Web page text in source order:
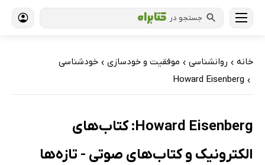
جستجو در
خانه › روانشناسی › موفقیت و خودسازی › خودشناسی
›
Howard Eisenberg
Howard Eisenberg: کتاب‌های
الکترونیک و کتاب‌های صوتی - تازه‌ها